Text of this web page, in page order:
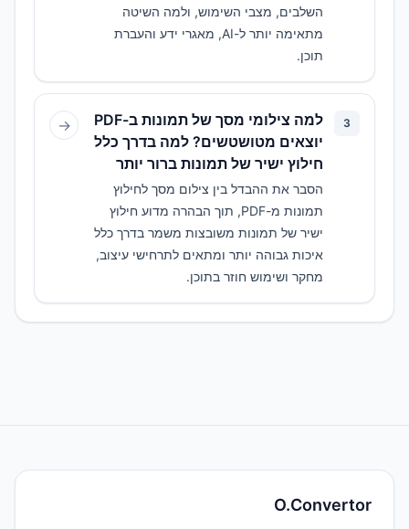
השלבים, מצבי השימוש, ולמה השיטה
מתאימה יותר ל-AI, מאגרי ידע והעברת
תוכן.
3
למה צילומי מסך של תמונות ב-PDF
יוצאים מטושטשים? למה בדרך כלל
חילוץ ישיר של תמונות ברור יותר
הסבר את ההבדל בין צילום מסך לחילוץ
תמונות מ-PDF, תוך הבהרה מדוע חילוץ
ישיר של תמונות משובצות משמר בדרך כלל
איכות גבוהה יותר ומתאים לתרחישי עיצוב,
מחקר ושימוש חוזר בתוכן.
→
O.Convertor